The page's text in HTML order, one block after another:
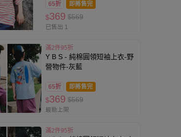
65折 即將售完
$369 $569
已售出 1
滿2件95折
Y B S - 純棉圓領短袖上衣-野
營物件-灰藍
65折 即將售完
$369 $569
最新上架
滿2件95折